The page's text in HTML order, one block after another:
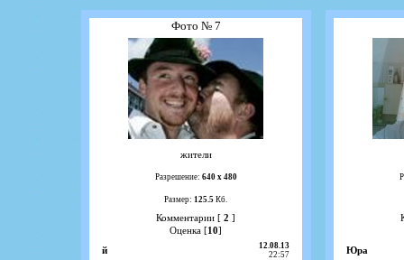
Фото № 7
жители
Разрешение: 640 х 480
Размер: 125.5 Кб.
Комментарии [ 2 ]
Оценка [10]
й
12.08.13
22:57
Юра